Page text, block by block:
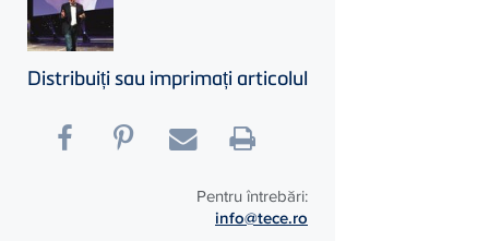
Distribuiți sau imprimați articolul
Pentru întrebări:
info@tece.ro